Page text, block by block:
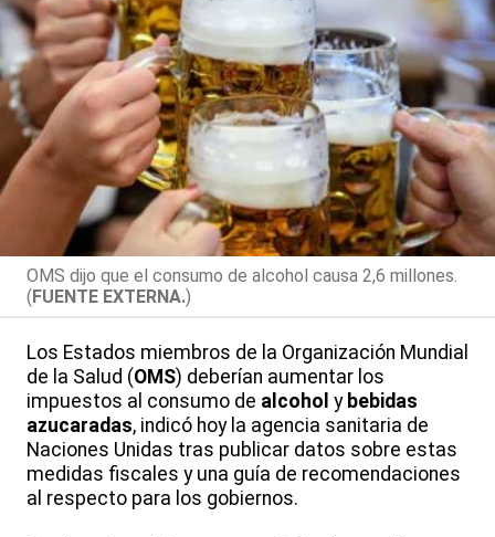
OMS dijo que el consumo de alcohol causa 2,6 millones.
(FUENTE EXTERNA.)
Los Estados miembros de la Organización Mundial
de la Salud (OMS) deberían aumentar los
impuestos al consumo de alcohol y bebidas
azucaradas, indicó hoy la agencia sanitaria de
Naciones Unidas tras publicar datos sobre estas
medidas fiscales y una guía de recomendaciones
al respecto para los gobiernos.